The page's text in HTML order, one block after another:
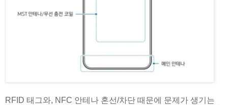
RFID 태그와, NFC 안테나 혼선/차단 때문에 문제가 생기는